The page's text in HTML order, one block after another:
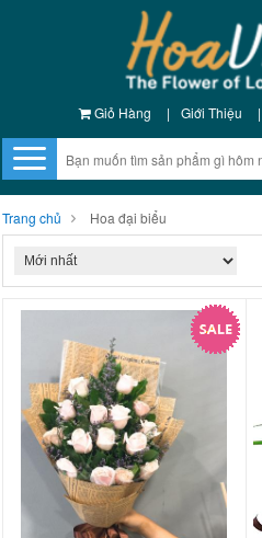
Giỏ Hàng | Giới Thiệu |
Trang chủ Hoa đại biểu